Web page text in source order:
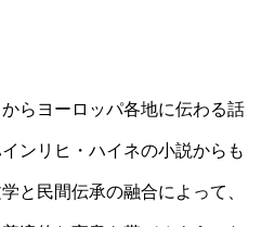
からヨーロッパ各地に伝わる話
ンリヒ・ハイネの小説からも
と民間伝承の融合によって、